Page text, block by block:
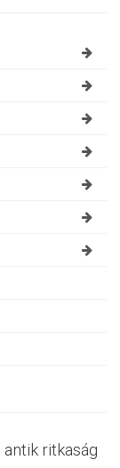
antik ritkaság